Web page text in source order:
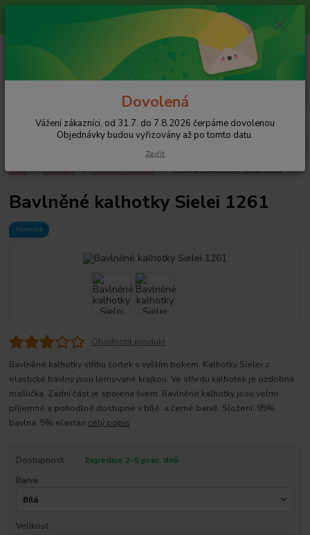
Vážení zákazníci, od 31.7. do 7.8.2026 čerpáme dovolenou
Objednávky budou vyřizovány až po tomto datu.
+420 608 754 282
pište email, pokud nezvedám tel.
Úvod Kalhotky Klasické kalhotky Bavlněné kalhotky Sielei 1261
Bavlněné kalhotky Sielei 1261
Novinka
Ohodnotit produkt
Bavlněné kalhotky střihu šortek s vyšším bokem. Kalhotky Sielei z
elastické bavlny jsou lemované krajkou. Ve středu kalhotek je ozdobná
mašlička. Zadní část je spojena švem. Bavlněné kalhotky jsou velmi
příjemné a pohodlné dostupné v bílé a černé barvě. Složení: 95%
bavlna, 5% elastan celý popis
Dostupnost
Expedice 2-5 prac. dnů
Barva
Velikost
Dovolená
Vážení zákazníci, od 31.7. do 7.8.2026 čerpáme dovolenou
Objednávky budou vyřizovány až po tomto datu.
Zavřít